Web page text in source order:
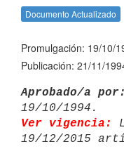
Documento Actualizado
Promulgación: 19/10/
Publicación: 21/11/
Aprobado/a por:
Ver vigencia:
19/12/2015